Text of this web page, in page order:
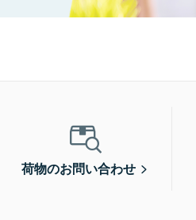
荷物のお問い合わせ